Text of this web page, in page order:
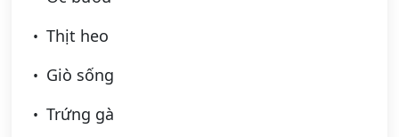
Thịt heo
Giò sống
Trứng gà